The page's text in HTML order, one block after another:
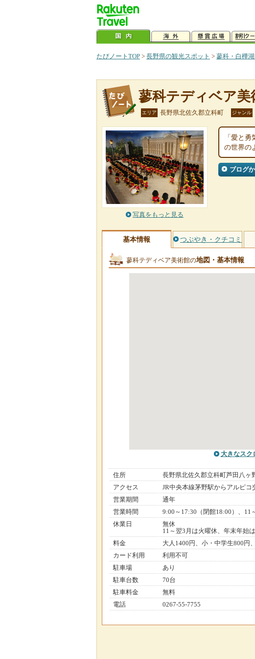
たびノートTOP > 長野県の観光スポット > 蓼科・白樺
蓼科テディベア美
エリア 長野県北佐久郡立科町 ジャンル
写真をもっと見る
「愛と
の世界の
ブログ
基本情報 つぶやき・クチコミ
蓼科テディベア美術館の地図・基本情報
大きなスク
住所
長野県北佐久郡立科町芦田八ヶ
アクセス
JR中央本線茅野駅からアルピ
営業期間
通年
営業時間
9:00～17:30（閉館18:00）、11
休業日
無休
11～翌3月は火曜休、年末年始
料金
大人1400円、小・中学生800円
カード利用
利用不可
駐車場
あり
駐車台数
70台
駐車料金
無料
電話
0267-55-7755